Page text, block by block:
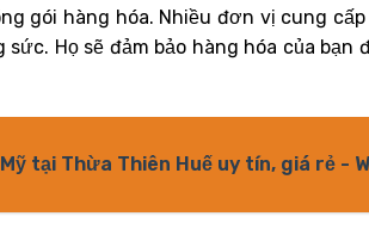
gói hàng hóa. Nhiều đơn vị cung
Họ sẽ đảm bảo hàng hóa của
tại Thừa Thiên Huế uy tín, giá rẻ -